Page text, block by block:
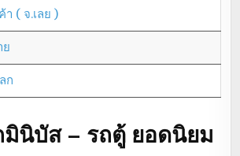
า ( จ.เลย )
ย
ก
มินิบัส – รถตู้ ยอดนิยม